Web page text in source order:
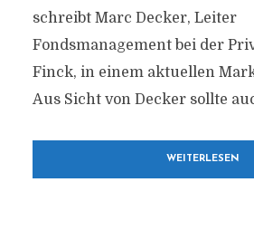
schreibt Marc Decker, Leiter
Fondsmanagement bei der
Finck, in einem aktuellen
Aus Sicht von Decker sollte
WEITERLESEN